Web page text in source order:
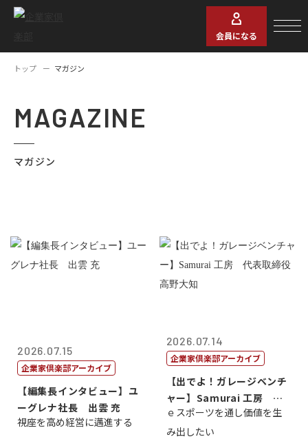
会員になる
トップ マガジン
MAGAZINE
マガジン
2026.07.15
企業家倶楽部アーカイブ
【編集長インタビュー】ユ
ーグレナ社長 出雲 充
視座を高め経営に邁進する
2026.07.14
企業家倶楽部アーカイブ
【出でよ！ガレージベンチ
ャー】Samurai 工房 代
表取締...
ｅスポーツを通し価値を生
み出したい